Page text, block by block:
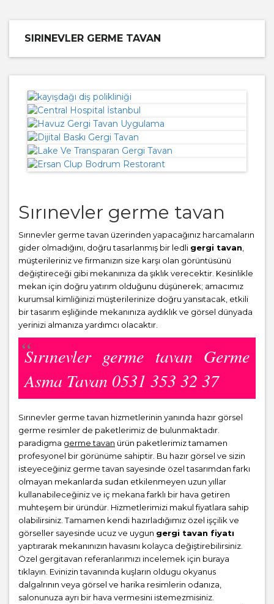
SIRINEVLER GERME TAVAN
Sırınevler germe tavan
Sırınevler germe tavan üzerinden yapacağınız harcamaların
gider olmadığını, doğru tasarlanmış bir ledli gergi tavan
müşterileriniz ve firmanızın size karşı olan görüntüsünü
değiştireceği gibi mekanınıza da şıklık verecektir. Kesinlikle
mekan için doğru yatırım olduğunu düşünerek; amacımız
kurumsal kimliğinizi müşterilerinize doğru yansıtacak, etkili
bir tasarım eşliğinde mekanınıza aydıklık ve görsel dünyada
yerinizi almanıza yardımcı olacaktır.
Sırınevler germe tavan Germe
Asma Tavan 0531 353 32 37
Sırınevler germe tavan hizmetlerinin yanında hazır görsel
germe resimler de paketlerimiz de bulunmaktadır.
paradigma germe tavan ürün paketlerimiz tamamen
profesyonel bir görünüme sahiptir. Bu hazır görsel ve sizin
isteyeceğiniz germe tavan sayesinde özel tasarımdan farkı
olmayan mekanlarda sudan etkilenmeyen uzun yıllar
kullanabileceğiniz ve iç mekana farklı bir hava getiren
muhteşem bir üründür. Hizmetlerimizi makul fiyatlara sahip
olabilirsiniz. Tamamen kendi hazırladığımız özel işçilik ve
görseller sayesinde ucuz ve uygun gergi tavan fiyatı
yaptırarak mekanınızın havasını kolayca değiştirebilirsiniz.
Özel gergitavan referanlarımızı incelemek için buraya
tıklayın. Evinizin tavanında kuşların oldugu okyanus
dalgalrının veya görsel ve harika resimlerin odanıza,
salonunuza ayrı bir hava vermesini istemezmisiniz.